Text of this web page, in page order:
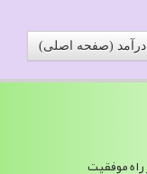
درآمد (صفحه اصلی)
موفقیت